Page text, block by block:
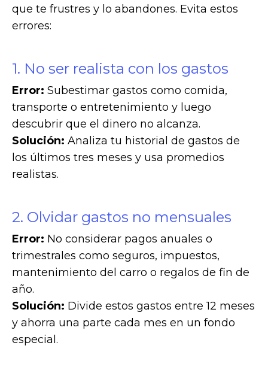
que te frustres y lo abandones. Evita estos
errores:
1. No ser realista con los gastos
Error: Subestimar gastos como comida,
transporte o entretenimiento y luego
descubrir que el dinero no alcanza.
Solución: Analiza tu historial de gastos de
los últimos tres meses y usa promedios
realistas.
2. Olvidar gastos no mensuales
Error: No considerar pagos anuales o
trimestrales como seguros, impuestos,
mantenimiento del carro o regalos de fin de
año.
Solución: Divide estos gastos entre 12 meses
y ahorra una parte cada mes en un fondo
especial.